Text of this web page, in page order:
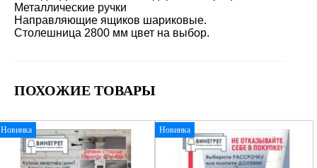
Металлические ручки
Направляющие ящиков шариковые.
Столешница 2800 мм цвет на выбор.
ПОХОЖИЕ ТОВАРЫ
Новинка Новинка